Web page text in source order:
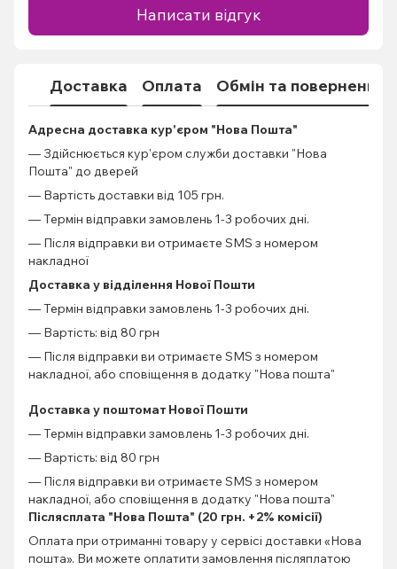
Написати відгук
Доставка Оплата Обмін та повернення
Адресна доставка кур'єром "Нова Пошта"
— Здійснюється кур'єром служби доставки "Нова
Пошта" до дверей
— Вартість доставки від 105 грн.
— Термін відправки замовлень 1-3 робочих дні.
— Після відправки ви отримаєте SMS з номером
накладної
Доставка у відділення Нової Пошти
— Термін відправки замовлень 1-3 робочих дні.
— Вартість: від 80 грн
— Після відправки ви отримаєте SMS з номером
накладної, або сповіщення в додатку "Нова пошта"
Доставка у поштомат Нової Пошти
— Термін відправки замовлень 1-3 робочих дні.
— Вартість: від 80 грн
— Після відправки ви отримаєте SMS з номером
накладної, або сповіщення в додатку "Нова пошта"
Післясплата "Нова Пошта" (20 грн. +2% комісії)
Оплата при отриманні товару у сервісі доставки «Нова
пошта». Ви можете оплатити замовлення післяплатою